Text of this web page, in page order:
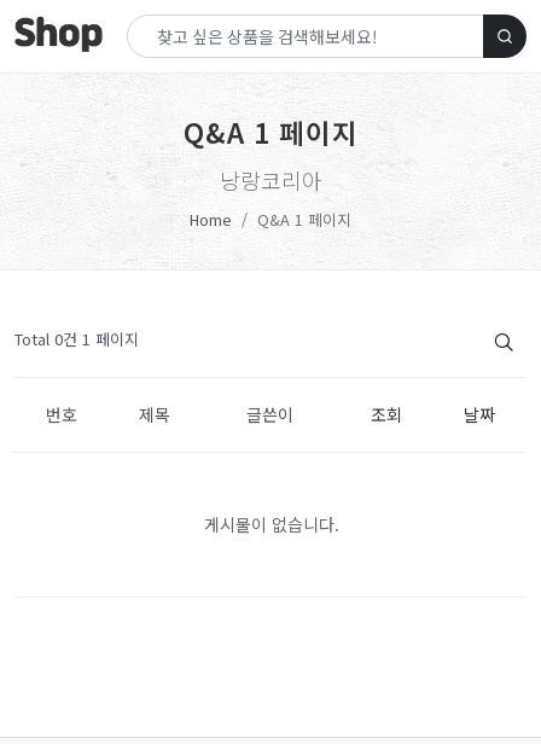
Q&A 1 페이지
낭랑코리아
Home Q&A 1 페이지
Total 0건 1 페이지
번호 제목 글쓴이 조회 날짜
게시물이 없습니다.